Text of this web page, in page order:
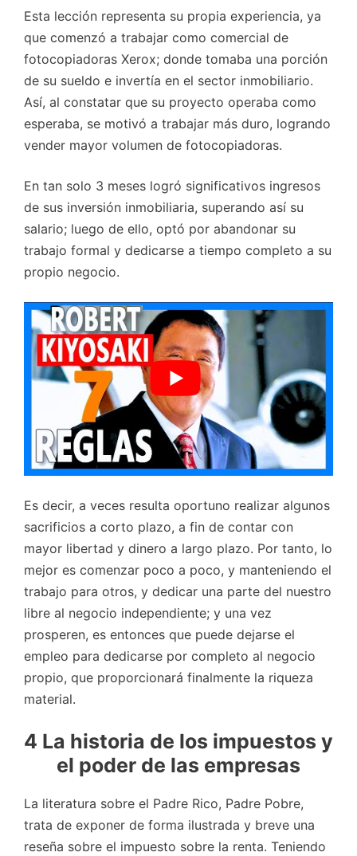
Esta lección representa su propia experiencia, ya
que comenzó a trabajar como comercial de
fotocopiadoras Xerox; donde tomaba una porción
de su sueldo e invertía en el sector inmobiliario.
Así, al constatar que su proyecto operaba como
esperaba, se motivó a trabajar más duro, logrando
vender mayor volumen de fotocopiadoras.
En tan solo 3 meses logró significativos ingresos
de sus inversión inmobiliaria, superando así su
salario; luego de ello, optó por abandonar su
trabajo formal y dedicarse a tiempo completo a su
propio negocio.
Es decir, a veces resulta oportuno realizar algunos
sacrificios a corto plazo, a fin de contar con
mayor libertad y dinero a largo plazo. Por tanto, lo
mejor es comenzar poco a poco, y manteniendo el
trabajo para otros, y dedicar una parte del nuestro
libre al negocio independiente; y una vez
prosperen, es entonces que puede dejarse el
empleo para dedicarse por completo al negocio
propio, que proporcionará finalmente la riqueza
material.
4 La historia de los impuestos y
el poder de las empresas
La literatura sobre el Padre Rico, Padre Pobre,
trata de exponer de forma ilustrada y breve una
reseña sobre el impuesto sobre la renta. Teniendo